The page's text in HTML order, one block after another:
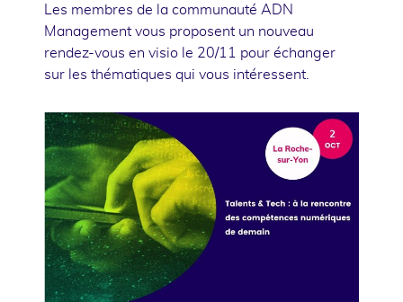
Les membres de la communauté ADN
Management vous proposent un nouveau
rendez-vous en visio le 20/11 pour échanger
sur les thématiques qui vous intéressent.